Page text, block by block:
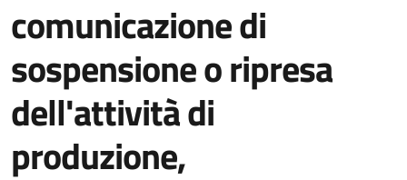
comunicazione di
sospensione o ripresa
dell'attività di
produzione,